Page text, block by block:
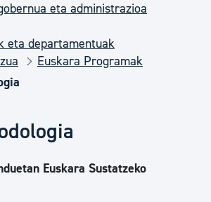
eta administrazioa
eta departamentuak
Euskara Programak
Euskara Sustatzeko